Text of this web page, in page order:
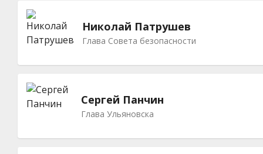
Николай Патрушев
Глава Совета безопасности
Сергей Панчин
Глава Ульяновска